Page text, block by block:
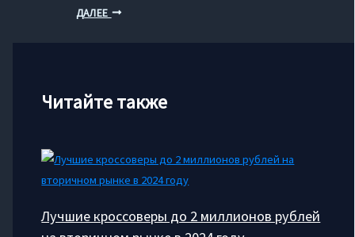
ДАЛЕЕ
Читайте также
Лучшие кроссоверы до 2 миллионов рублей